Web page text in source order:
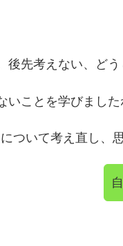
後先考えない、ど
いことを学びまし
ついて考え直し、